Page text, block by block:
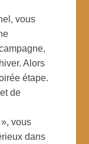
vous
Alors
étape.
de
vous
dans